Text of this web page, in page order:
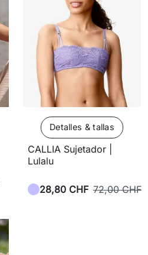
Detalles & tallas
CALLIA Sujetador |
Lulalu
28,80 CHF 72,00 CHF